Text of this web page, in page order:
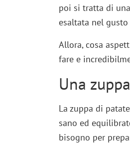
poi si tratta di
esaltata nel
Allora, cosa
fare e
Una
La zuppa di
sano ed
bisogno per